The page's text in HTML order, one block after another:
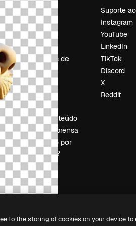
Preços
Sobre nós
Reviews
Emprego
Tendências de
pesquisa
Eventos
Slidesgo
Vender conteúdo
Sala de imprensa
Procurando por
magnific.ai?
Suporte
Instagram
YouTube
LinkedIn
TikTok
Discord
X
Reddit
to the storing of cookies on your device